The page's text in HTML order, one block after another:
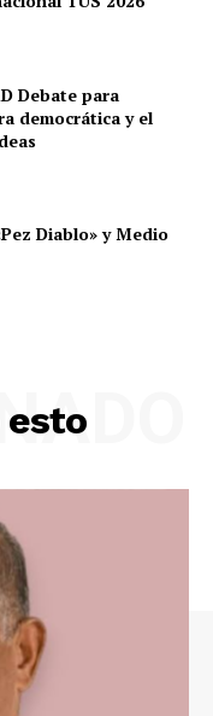
Debate para
democrática y el
Diablo» y Medio
esto